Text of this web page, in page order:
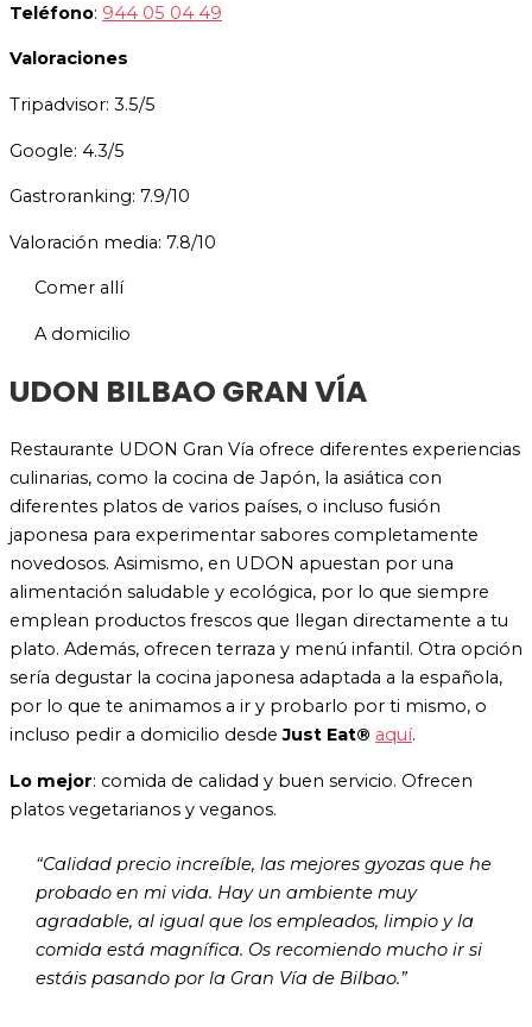
Teléfono: 944 05 04 49
Valoraciones
Tripadvisor: 3.5/5
Google: 4.3/5
Gastroranking: 7.9/10
Valoración media: 7.8/10
Comer allí
A domicilio
UDON BILBAO GRAN VÍA
Restaurante UDON Gran Vía ofrece diferentes experiencias
culinarias, como la cocina de Japón, la asiática con
diferentes platos de varios países, o incluso fusión
japonesa para experimentar sabores completamente
novedosos. Asimismo, en UDON apuestan por una
alimentación saludable y ecológica, por lo que siempre
emplean productos frescos que llegan directamente a tu
plato. Además, ofrecen terraza y menú infantil. Otra opción
sería degustar la cocina japonesa adaptada a la española,
por lo que te animamos a ir y probarlo por ti mismo, o
incluso pedir a domicilio desdeJust Eat® aquí.
Lo mejor: comida de calidad y buen servicio. Ofrecen
platos vegetarianos y veganos.
“Calidad precio increíble, las mejores gyozas que he
probado en mi vida. Hay un ambiente muy
agradable, al igual que los empleados, limpio y la
comida está magnífica. Os recomiendo mucho ir si
estáis pasando por la Gran Vía de Bilbao.”